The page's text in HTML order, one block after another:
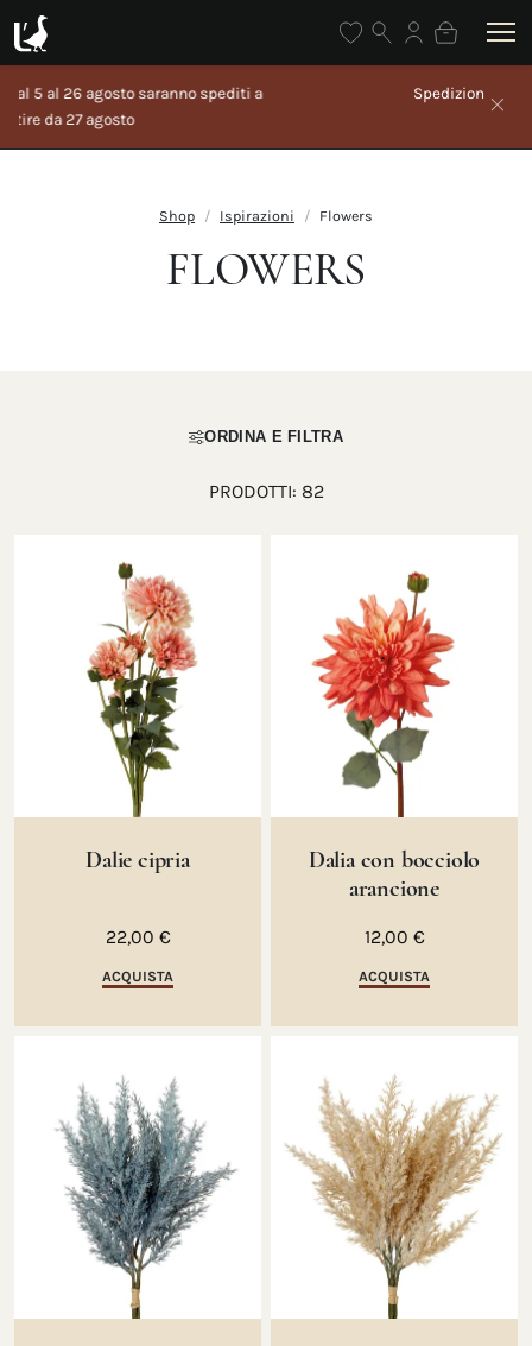
Spedizione gratuita sopra i 100€
Shop Ispirazioni Flowers
FLOWERS
ORDINA E FILTRA
PRODOTTI: 82
Dalie cipria
22,00 €
ACQUISTA
Dalia con bocciolo
arancione
12,00 €
ACQUISTA